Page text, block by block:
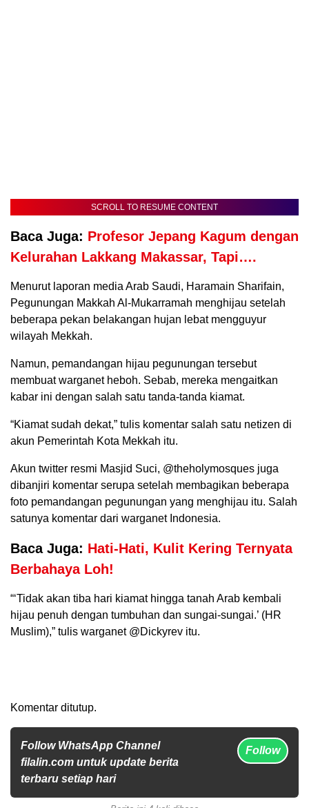
SCROLL TO RESUME CONTENT
Baca Juga: Profesor Jepang Kagum dengan
Kelurahan Lakkang Makassar, Tapi….
Menurut laporan media Arab Saudi, Haramain Sharifain,
Pegunungan Makkah Al-Mukarramah menghijau setelah
beberapa pekan belakangan hujan lebat mengguyur
wilayah Mekkah.
Namun, pemandangan hijau pegunungan tersebut
membuat warganet heboh. Sebab, mereka mengaitkan
kabar ini dengan salah satu tanda-tanda kiamat.
“Kiamat sudah dekat,” tulis komentar salah satu netizen di
akun Pemerintah Kota Mekkah itu.
Akun twitter resmi Masjid Suci, @theholymosques juga
dibanjiri komentar serupa setelah membagikan beberapa
foto pemandangan pegunungan yang menghijau itu. Salah
satunya komentar dari warganet Indonesia.
Baca Juga: Hati-Hati, Kulit Kering Ternyata
Berbahaya Loh!
“‘Tidak akan tiba hari kiamat hingga tanah Arab kembali
hijau penuh dengan tumbuhan dan sungai-sungai.’ (HR
Muslim),” tulis warganet @Dickyrev itu.
Komentar ditutup.
Follow WhatsApp Channel
filalin.com untuk update berita
terbaru setiap hari
Follow